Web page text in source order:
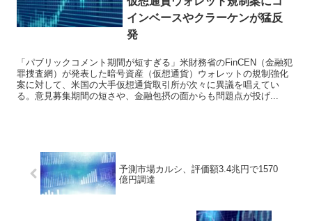
インベースやクラーケンが猛反
発
「パブリックコメント期間が短すぎる」米財務省のFinCEN（金融犯
罪捜査網）が発表した暗号資産（仮想通貨）ウォレットの規制強化
案に対して、米国の大手仮想通貨取引所が次々に異議を唱えてい
る。意見募集期間の短さや、金融包摂の面からも問題点が投げ...
予測市場カルシ、評価額3.4兆円で1570
億円調達